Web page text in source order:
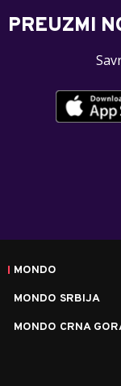
PREUZMI
MONDO
MONDO SRBIJA
MONDO CRNA